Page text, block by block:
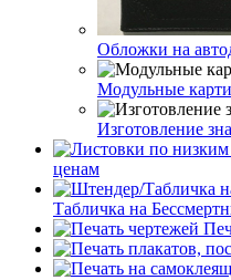
Обложки на
Модульные
Изготовление
ценам
Табличка на